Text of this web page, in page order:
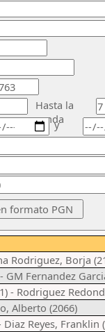
Hasta la
ronda
y
Rodriguez, Borja
Fernandez
- Rodriguez
Alberto (2066)
Reyes, Franklin